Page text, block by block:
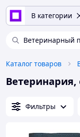
В категории
Ветеринарный
Каталог товаров
Фильтры